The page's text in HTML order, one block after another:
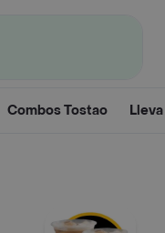
Combos Tostao